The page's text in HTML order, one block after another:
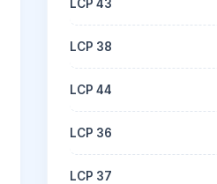
LCP 43
LCP 38
LCP 44
LCP 36
LCP 37